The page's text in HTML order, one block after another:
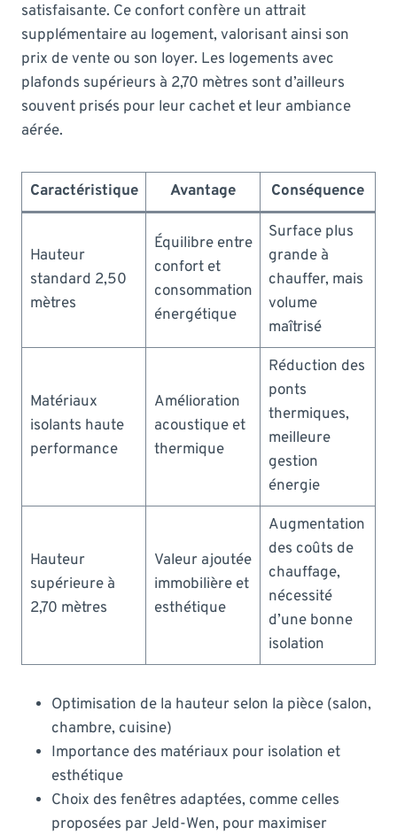
satisfaisante. Ce confort confère un attrait
supplémentaire au logement, valorisant ainsi son
prix de vente ou son loyer. Les logements avec
plafonds supérieurs à 2,70 mètres sont d’ailleurs
souvent prisés pour leur cachet et leur ambiance
aérée.
Caractéristique Avantage Conséquence
Hauteur
standard 2,50
mètres
Équilibre entre
confort et
consommation
énergétique
Surface plus
grande à
chauffer, mais
volume
maîtrisé
Matériaux
isolants haute
performance
Amélioration
acoustique et
thermique
Réduction des
ponts
thermiques,
meilleure
gestion
énergie
Hauteur
supérieure à
2,70 mètres
Valeur ajoutée
immobilière et
esthétique
Augmentation
des coûts de
chauffage,
nécessité
d’une bonne
isolation
Optimisation de la hauteur selon la pièce (salon,
chambre, cuisine)
Importance des matériaux pour isolation et
esthétique
Choix des fenêtres adaptées, comme celles
proposées par Jeld-Wen, pour maximiser